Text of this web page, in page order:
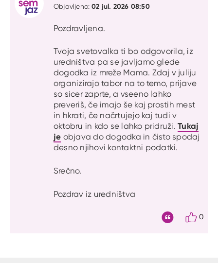
Objavljeno:02 jul. 2026 08:50
Pozdravljena.
Tvoja svetovalka ti bo odgovorila, iz
uredništva pa se javljamo glede
dogodka iz mreže Mama. Zdaj v juliju
organizirajo tabor na to temo, prijave
so sicer zaprte, a vseeno lahko
preveriš, če imajo še kaj prostih mest
in hkrati, če načrtujejo kaj tudi v
oktobru in kdo se lahko pridruži.Tukaj
je objava do dogodka in čisto spodaj
desno njihovi kontaktni podatki.
Srečno.
Pozdrav iz uredništva
0